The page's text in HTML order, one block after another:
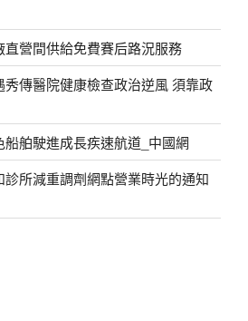
營間供給免費賽后路況服務
傳醫院健康檢查政治逆風 須靠政
舶駛進成長疾速航道_中國網
所減重調劑網點營業時光的通知